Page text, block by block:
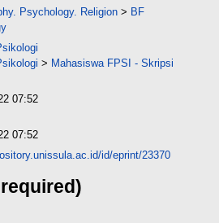
Psychology. Religion > BF
> Mahasiswa FPSI - Skripsi
07:52
07:52
id/eprint/23370